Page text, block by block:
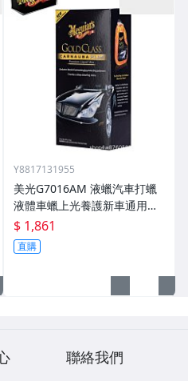
Y8817131955
美光G7016AM 液蠟汽車打蠟
液體車蠟上光養護新車通用棕
櫚蠟
$ 1,861
直購
聯絡我們